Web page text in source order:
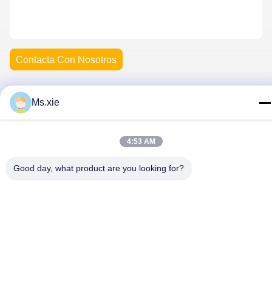
Contacta Con Nosotros
Política de privacidad
2017-2026 SKYLINE INSTRUMENTS CO.,LTD Todo. Todos los
Ms.xie
4:53 AM
Good day, what product are you looking for?